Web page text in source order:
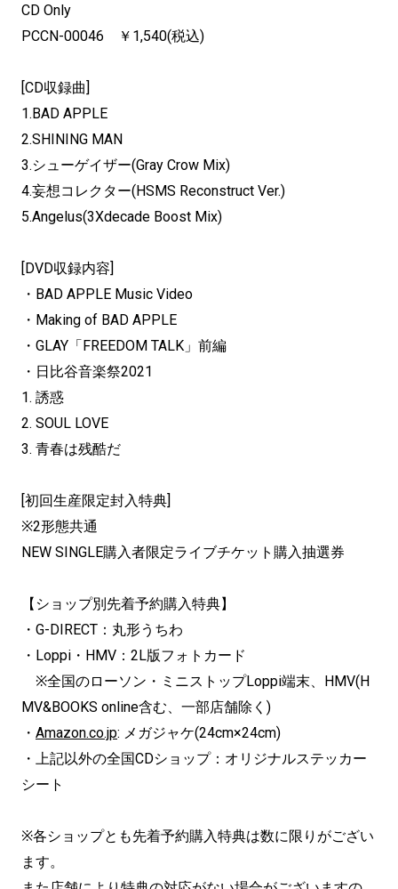
CD Only
PCCN-00046 ￥1,540(税込)
[CD収録曲]
1.BAD APPLE
2.SHINING MAN
3.シューゲイザー(Gray Crow Mix)
4.妄想コレクター(HSMS Reconstruct Ver.)
5.Angelus(3Xdecade Boost Mix)
[DVD収録内容]
・BAD APPLE Music Video
・Making of BAD APPLE
・GLAY「FREEDOM TALK」前編
・日比谷音楽祭2021
1. 誘惑
2. SOUL LOVE
3. 青春は残酷だ
[初回生産限定封入特典]
※2形態共通
NEW SINGLE購入者限定ライブチケット購入抽選券
【ショップ別先着予約購入特典】
・G-DIRECT：丸形うちわ
・Loppi・HMV：2L版フォトカード
※全国のローソン・ミニストップLoppi端末、HMV(H
MV&BOOKS online含む、一部店舗除く)
・ Amazon.co.jp: メガジャケ(24cm×24cm)
・上記以外の全国CDショップ：オリジナルステッカー
シート
※各ショップとも先着予約購入特典は数に限りがござい
ます。